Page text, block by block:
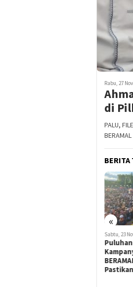
Rabu, 27
di
PALU,
BERITA
«
Senin, 18
Survei
Sulteng,
Ali-AKA